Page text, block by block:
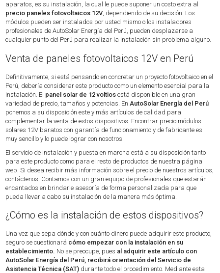
aparatos, es su instalación, la cual le puede suponer un costo extra al
precio paneles fotovoltaicos 12V, dependiendo de su decisión. Los
módulos pueden ser instalados por usted mismo o los instaladores
profesionales de AutoSolar Energía del Perú, pueden desplazarse a
cualquier punto del Perú para realizar la instalación sin problema alguno.
Venta de paneles fotovoltaicos 12V en Perú
Definitivamente, si está pensando en concretar un proyecto fotovoltaico en el
Perú, debería considerar este producto como un elemento esencial para la
instalación. El panel solar de 12 voltios está disponible en una gran
variedad de precio, tamaños y potencias. En AutoSolar Energía del Perú
ponemos a su disposición este y más artículos de calidad para
complementar la venta de estos dispositivos. Encontrar precio módulos
solares 12V baratos con garantía de funcionamiento y de fabricante es
muy sencillo y lo puede lograr con nosotros.
El servicio de instalación y puesta en marcha está a su disposición tanto
para este producto como para el resto de productos de nuestra página
web. Si desea recibir más información sobre el precio de nuestros artículos,
contáctenos. Contamos con un gran equipo de profesionales que estarán
encantados en brindarle asesoría de forma personalizada para que
pueda llevar a cabo su instalación de la manera más óptima.
¿Cómo es la instalación de estos dispositivos?
Una vez que sepa dónde y con cuánto dinero puede adquirir este producto,
seguro se cuestionará cómo empezar con la instalación en su
establecimiento. No se preocupe, pues al adquirir este artículo con
AutoSolar Energía del Perú, recibirá orientación del Servicio de
Asistencia Técnica (SAT) durante todo el procedimiento. Mediante esta